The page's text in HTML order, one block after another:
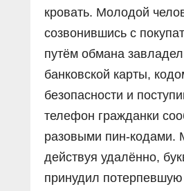
кровать. Молодой
созвонившись с
путём обмана
банковской карты,
безопасности и
телефон гражданки
разовыми пин-кодами.
действуя удалённо,
принудил